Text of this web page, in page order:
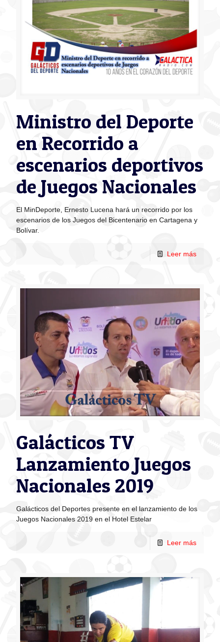
Ministro del Deporte
en Recorrido a
escenarios deportivos
de Juegos Nacionales
El MinDeporte, Ernesto Lucena hará un recorrido por los
escenarios de los Juegos del Bicentenario en Cartagena y
Bolívar.
Leer más
Galácticos TV
Lanzamiento Juegos
Nacionales 2019
Galácticos del Deportes presente en el lanzamiento de los
Juegos Nacionales 2019 en el Hotel Estelar
Leer más